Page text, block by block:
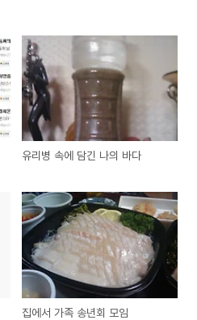
유리병 속에 담긴 나의 바다
집에서 가족 송년회 모임